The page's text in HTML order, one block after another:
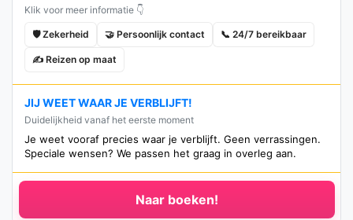
Klik voor meer informatie 👇
🛡️ Zekerheid 🤝 Persoonlijk contact 📞 24/7 bereikbaar
✍️ Reizen op maat
JIJ WEET WAAR JE VERBLIJFT!
Duidelijkheid vanaf het eerste moment
Je weet vooraf precies waar je verblijft. Geen verrassingen.
Speciale wensen? We passen het graag in overleg aan.
Naar boeken!